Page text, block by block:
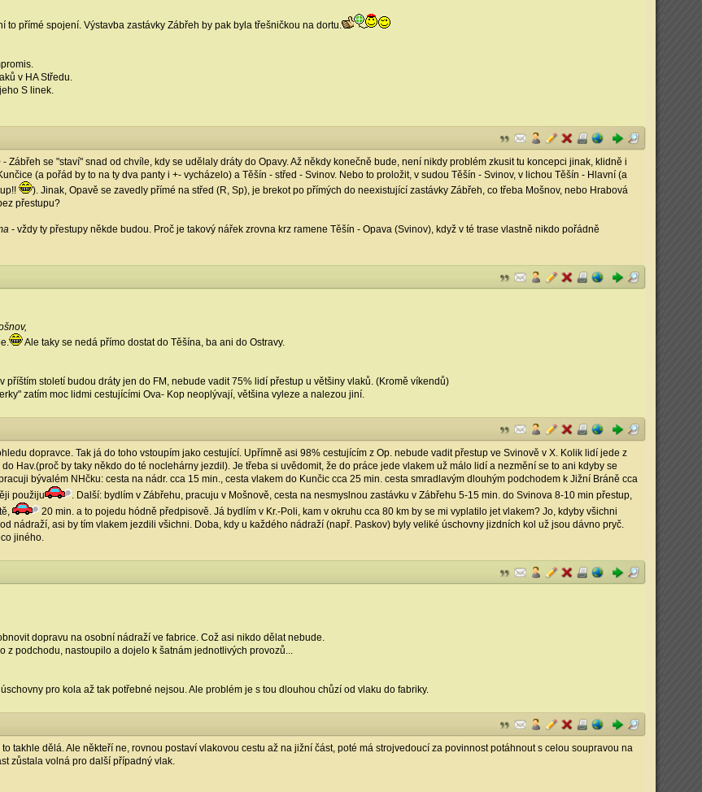
to přímé spojení. Výstavba zastávky Zábřeh by pak byla třešničkou na dortu.
v HA Středu.
S linek.
- Zábřeh se "staví" snad od chvíle, kdy se udělaly dráty do Opavy. Až někdy konečně bude, není nikdy problém zkusit tu koncepci jinak, klidně i
(a pořád by to na ty dva panty i +- vycházelo) a Těšín - střed - Svinov. Nebo to proložit, v sudou Těšín - Svinov, v lichou Těšín - Hlavní (a
). Jinak, Opavě se zavedly přímé na střed (R, Sp), je brekot po přímých do neexistující zastávky Zábřeh, co třeba Mošnov, nebo Hrabová
přestupu?
- vždy ty přestupy někde budou. Proč je takový nářek zrovna krz ramene Těšín - Opava (Svinov), když v té trase vlastně nikdo pořádně
Ale taky se nedá přímo dostat do Těšína, ba ani do Ostravy.
příštím století budou dráty jen do FM, nebude vadit 75% lidí přestup u většiny vlaků. (Kromě víkendů)
zatím moc lidmi cestujícími Ova- Kop neoplývají, většina vyleze a nalezou jiní.
dopravce. Tak já do toho vstoupím jako cestující. Upřímně asi 98% cestujícím z Op. nebude vadit přestup ve Svinově v X. Kolik lidí jede z
Hav.(proč by taky někdo do té noclehárny jezdil). Je třeba si uvědomit, že do práce jede vlakem už málo lidí a nezmění se to ani kdyby se
bývalém NHčku: cesta na nádr. cca 15 min., cesta vlakem do Kunčic cca 25 min. cesta smradlavým dlouhým podchodem k Jižní Bráně cca
použiju
. Další: bydlím v Zábřehu, pracuju v Mošnově, cesta na nesmyslnou zastávku v Zábřehu 5-15 min. do Svinova 8-10 min přestup,
20 min. a to pojedu hódně předpisově. Já bydlím v Kr.-Poli, kam v okruhu cca 80 km by se mi vyplatilo jet vlakem? Jo, kdyby všichni
nádraží, asi by tím vlakem jezdili všichni. Doba, kdy u každého nádraží (např. Paskov) byly veliké úschovny jizdních kol už jsou dávno pryč.
jiného.
dopravu na osobní nádraží ve fabrice. Což asi nikdo dělat nebude.
z podchodu, nastoupilo a dojelo k šatnám jednotlivých provozů...
pro kola až tak potřebné nejsou. Ale problém je s tou dlouhou chůzí od vlaku do fabriky.
takhle dělá. Ale někteří ne, rovnou postaví vlakovou cestu až na jižní část, poté má strojvedoucí za povinnost potáhnout s celou soupravou na
zůstala volná pro další případný vlak.